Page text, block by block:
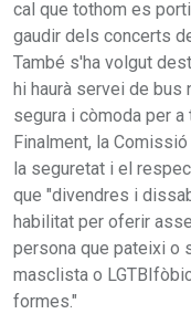
cal que tothom es
gaudir dels concerts
També s'ha volgut
hi haurà servei de bus
segura i còmoda per a
Finalment, la
la seguretat i el
que "divendres i
habilitat per oferir
persona que pateixi o
masclista o
formes."